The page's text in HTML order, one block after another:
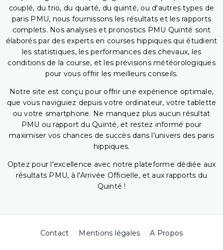
couplé, du trio, du quarté, du quinté, ou d'autres types de
paris PMU, nous fournissons les résultats et les rapports
complets. Nos analyses et pronostics PMU Quinté sont
élaborés par des experts en courses hippiques qui étudient
les statistiques, les performances des chevaux, les
conditions de la course, et les prévisions météorologiques
pour vous offrir les meilleurs conseils.
Notre site est conçu pour offrir une expérience optimale,
que vous naviguiez depuis votre ordinateur, votre tablette
ou votre smartphone. Ne manquez plus aucun résultat
PMU ou rapport du Quinté, et restez informé pour
maximiser vos chances de succès dans l'univers des paris
hippiques.
Optez pour l'excellence avec notre plateforme dédiée aux
résultats PMU, à l'Arrivée Officielle, et aux rapports du
Quinté !
Contact Mentions légales A Propos